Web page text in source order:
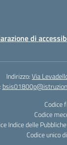
di
Indirizzo:Via
Codice
Codice
Indice delle
Codice unico